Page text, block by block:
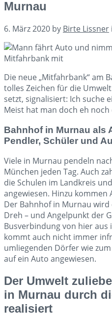
Murnau
6. März 2020 by Birte Lissner
Die neue „Mitfahrbank“ am
tolles Zeichen für die
setzt, signalisiert: Ich suche
Meist hat man doch eh
Bahnhof in Murnau als
Pendler, Schüler und
Viele in Murnau pendeln
München jeden Tag. Auch
die Schulen im Landkreis
angewiesen. Hinzu kommen
Der Bahnhof in Murnau
Dreh – und Angelpunkt der
Busverbindung von hier
kommt auch nicht immer
umliegenden Dörfer wie
auf ein Auto angewiesen.
Der Umwelt
in Murnau durch
realisiert